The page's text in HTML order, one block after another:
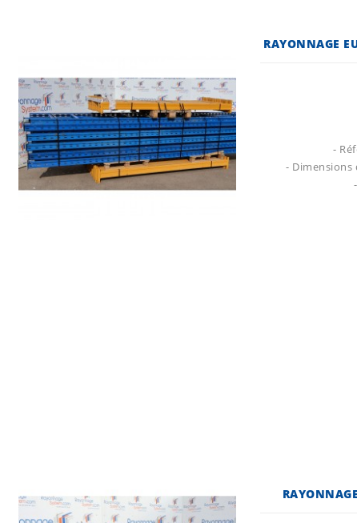
RAYONNAGE
-
- Dimensions